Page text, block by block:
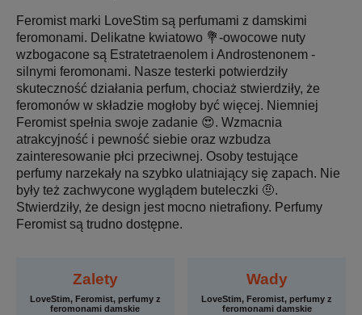
Feromist marki LoveStim są perfumami z damskimi
feromonami. Delikatne kwiatowo 💐-owocowe nuty
wzbogacone są Estratetraenolem i Androstenonem -
silnymi feromonami. Nasze testerki potwierdziły
skuteczność działania perfum, chociaż stwierdziły, że
feromonów w składzie mogłoby być więcej. Niemniej
Feromist spełnia swoje zadanie 😍. Wzmacnia
atrakcyjność i pewność siebie oraz wzbudza
zainteresowanie płci przeciwnej. Osoby testujące
perfumy narzekały na szybko ulatniający się zapach. Nie
były też zachwycone wyglądem buteleczki 🤨.
Stwierdziły, że design jest mocno nietrafiony. Perfumy
Feromist są trudno dostępne.
Zalety
LoveStim, Feromist, perfumy z
feromonami damskie
Wady
LoveStim, Feromist, perfumy z
feromonami damskie